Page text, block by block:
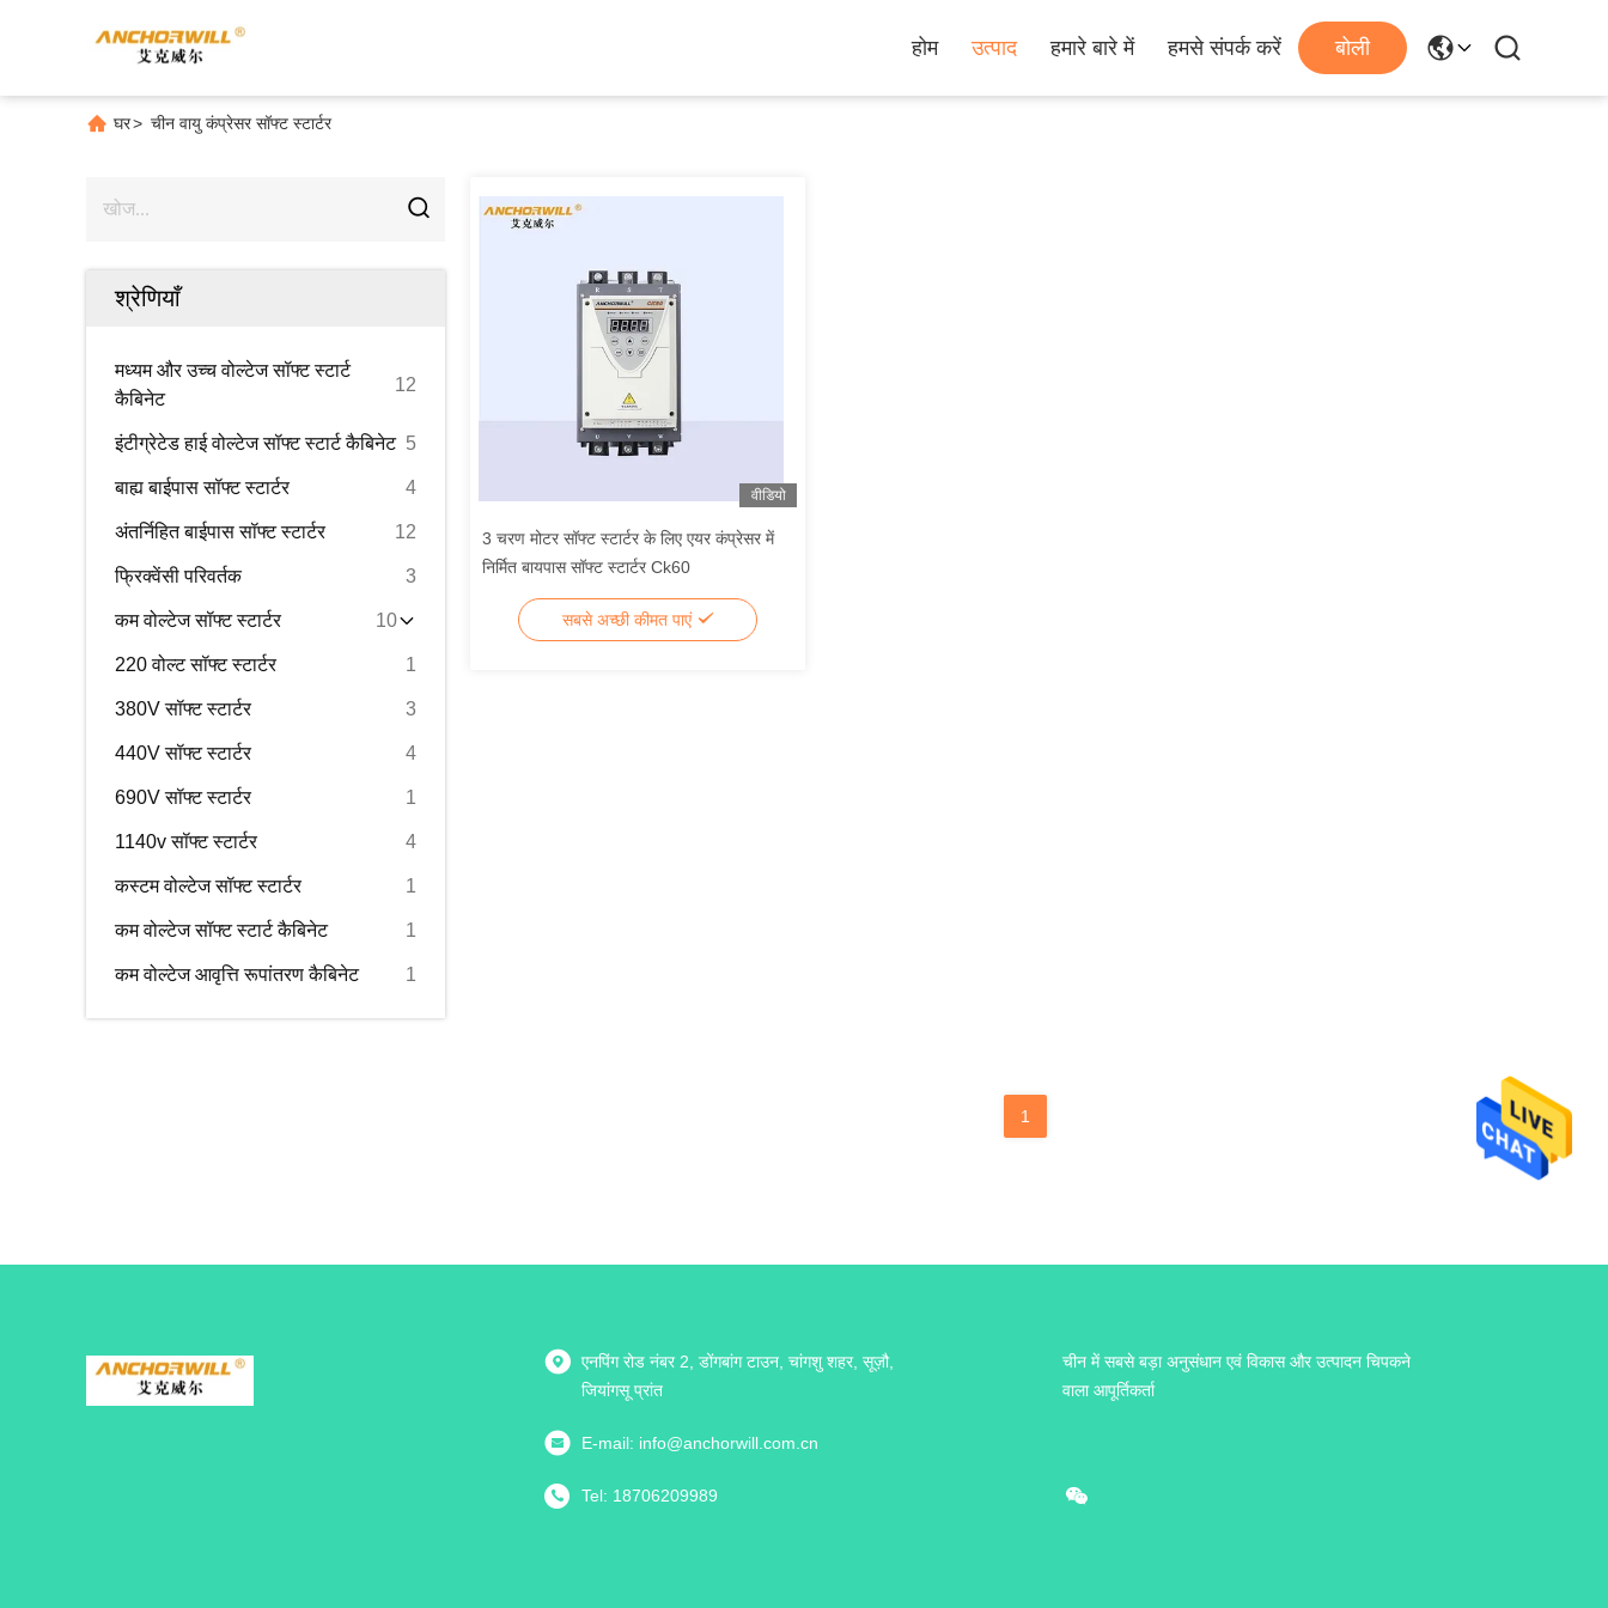
होम उत्पाद हमारे बारे में हमसे संपर्क करें बोली
घर> चीन वायु कंप्रेसर सॉफ्ट स्टार्टर
श्रेणियाँ
मध्यम और उच्च वोल्टेज सॉफ्ट स्टार्ट
कैबिनेट
12
इंटीग्रेटेड हाई वोल्टेज सॉफ्ट स्टार्ट कैबिनेट 5
बाह्य बाईपास सॉफ्ट स्टार्टर 4
अंतर्निहित बाईपास सॉफ्ट स्टार्टर 12
फ्रिक्वेंसी परिवर्तक 3
कम वोल्टेज सॉफ्ट स्टार्टर 10
220 वोल्ट सॉफ्ट स्टार्टर 1
380V सॉफ्ट स्टार्टर 3
440V सॉफ्ट स्टार्टर 4
690V सॉफ्ट स्टार्टर 1
1140v सॉफ्ट स्टार्टर 4
कस्टम वोल्टेज सॉफ्ट स्टार्टर 1
कम वोल्टेज सॉफ्ट स्टार्ट कैबिनेट 1
कम वोल्टेज आवृत्ति रूपांतरण कैबिनेट 1
वीडियो
3 चरण मोटर सॉफ्ट स्टार्टर के लिए एयर कंप्रेसर में
निर्मित बायपास सॉफ्ट स्टार्टर Ck60
सबसे अच्छी कीमत पाएं
1
एनपिंग रोड नंबर 2, डोंगबांग टाउन, चांगशु शहर, सूज़ौ,
जियांगसू प्रांत
E-mail: info@anchorwill.com.cn
Tel: 18706209989
चीन में सबसे बड़ा अनुसंधान एवं विकास और उत्पादन चिपकने
वाला आपूर्तिकर्ता